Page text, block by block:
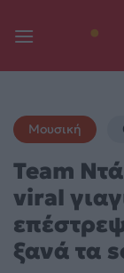
Μουσική
Team
viral
ξανά τα